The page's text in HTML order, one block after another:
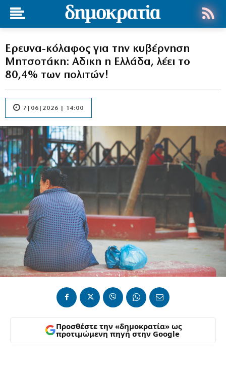
Eρευνα-κόλαφος για την κυβέρνηση
Μητσοτάκη: Αδικη η Ελλάδα, λέει το
80,4% των πολιτών!
7|06|2026 | 14:00
Προσθέστε την «δημοκρατία» ως
προτιμώμενη πηγή στην Google